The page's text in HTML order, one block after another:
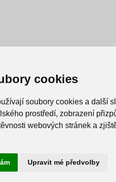
cookies
soubory cookies a další
prostředí, zobrazení
webových stránek a
Upravit mé předvolby